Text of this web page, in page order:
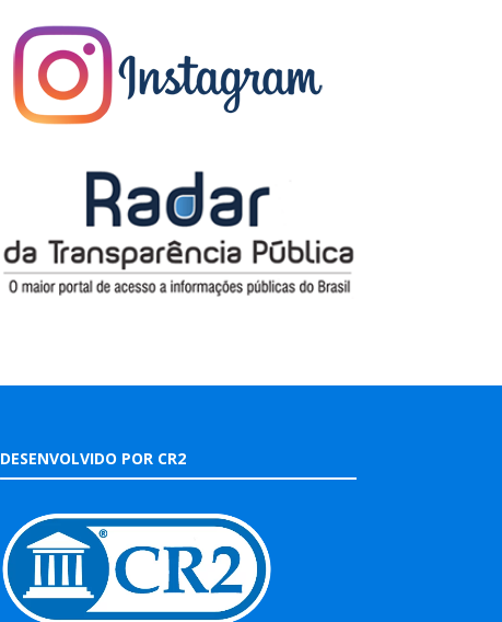
DESENVOLVIDO POR CR2